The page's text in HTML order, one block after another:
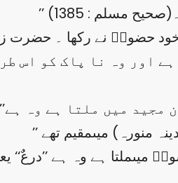
مسلم : 1385)
میں ملتا ہے وہ
میںملتا ہے وہ ہے